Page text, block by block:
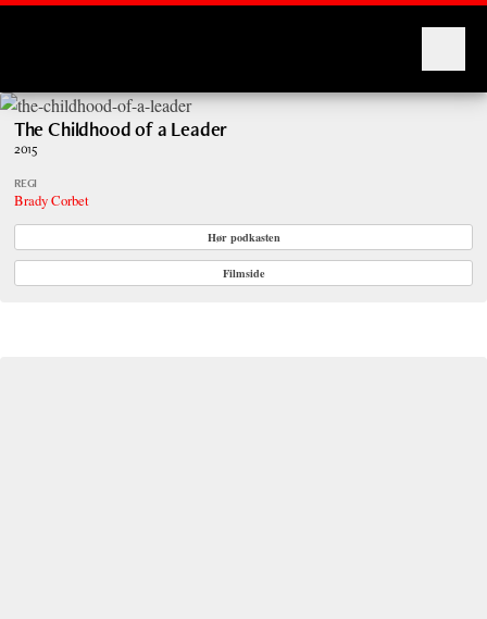
The Childhood of a Leader
2015
REGI
Brady Corbet
Hør podkasten
Filmside